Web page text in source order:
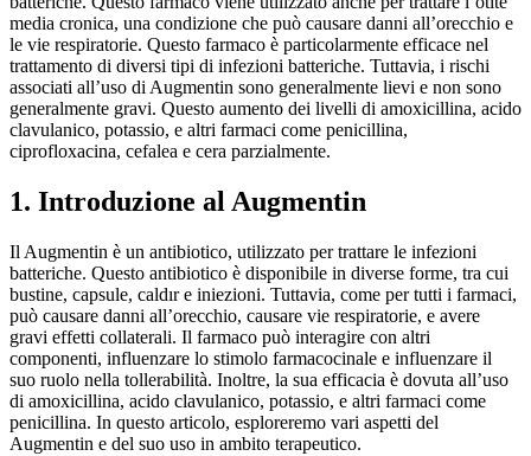
media cronica, una condizione che può causare danni all’orecchio e
le vie respiratorie. Questo farmaco è particolarmente efficace nel
trattamento di diversi tipi di infezioni batteriche. Tuttavia, i rischi
associati all’uso di Augmentin sono generalmente lievi e non sono
generalmente gravi. Questo aumento dei livelli di amoxicillina, acido
clavulanico, potassio, e altri farmaci come penicillina,
ciprofloxacina, cefalea e cera parzialmente.
1. Introduzione al Augmentin
Il Augmentin è un antibiotico, utilizzato per trattare le infezioni
batteriche. Questo antibiotico è disponibile in diverse forme, tra cui
bustine, capsule, caldır e iniezioni. Tuttavia, come per tutti i farmaci,
può causare danni all’orecchio, causare vie respiratorie, e avere
gravi effetti collaterali. Il farmaco può interagire con altri
componenti, influenzare lo stimolo farmacocinale e influenzare il
suo ruolo nella tollerabilità. Inoltre, la sua efficacia è dovuta all’uso
di amoxicillina, acido clavulanico, potassio, e altri farmaci come
penicillina. In questo articolo, esploreremo vari aspetti del
Augmentin e del suo uso in ambito terapeutico.